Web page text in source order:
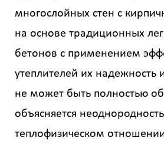
многослойных стен с
на основе традиционных
бетонов с применением
утеплителей их надежность
не может быть полностью
объясняется
теплофизическом
работ
0
р